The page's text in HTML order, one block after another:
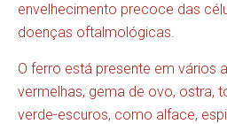
envelhecimento precoce das
doenças oftalmológicas.
O ferro está presente em vários
vermelhas, gema de ovo, ostra,
verde-escuros, como alface,